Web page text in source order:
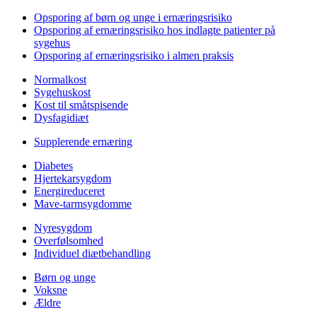
Opsporing af børn og unge i ernæringsrisiko
Opsporing af ernæringsrisiko hos indlagte patienter på
sygehus
Opsporing af ernæringsrisiko i almen praksis
Normalkost
Sygehuskost
Kost til småtspisende
Dysfagidiæt
Supplerende ernæring
Diabetes
Hjertekarsygdom
Energireduceret
Mave-tarmsygdomme
Nyresygdom
Overfølsomhed
Individuel diætbehandling
Børn og unge
Voksne
Ældre